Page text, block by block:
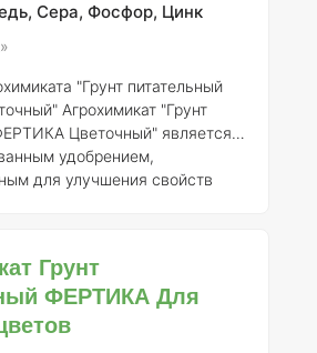
элеме
Сера, Фосфор, Цинк
"Грунт питательный
Агрохимикат "Грунт
Цветочный" является
удобрением,
для улучшения свойств
соответствует современным
и экологии. Состав
содержит
Грунт
ФЕРТИКА Для